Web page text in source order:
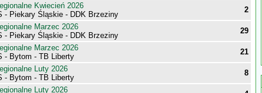
Kwiecień 2026
- Piekary Śląskie - DDK Brzeziny
2
Marzec 2026
- Piekary Śląskie - DDK Brzeziny
29
Marzec 2026
- Bytom - TB Liberty
21
Luty 2026
- Bytom - TB Liberty
8
Luty 2026